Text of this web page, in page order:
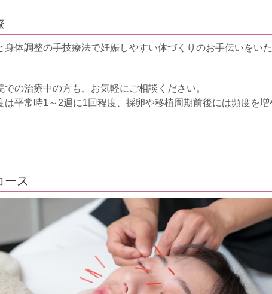
身体調整の手技療法で妊娠しやすい体づくりのお手伝いをい
での治療中の方も、お気軽にご相談ください。
は平常時1～2週に1回程度、採卵や移植周期前後には頻度を
ース